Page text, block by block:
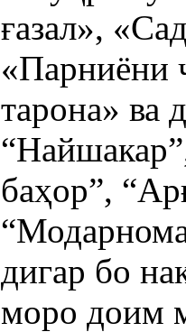
ғазал»,
«Парниёни
тарона» ва
баҳор”,
дигар бо
моро доим